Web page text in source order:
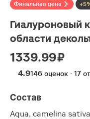
Финальная цена
Гиалуроновый
области
1339.99 ₽
4.9146 оценок · 17
Состав
Aqua, camelina